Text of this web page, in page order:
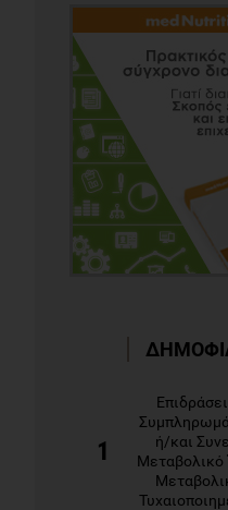
1
ή/και
Μεταβολικό